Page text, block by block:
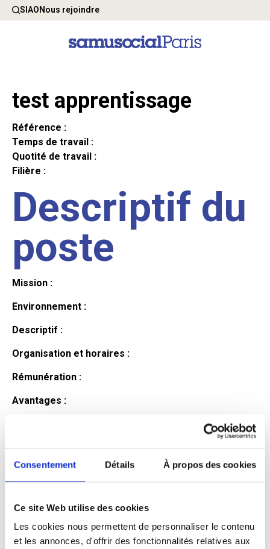
Consentement Détails À propos des cookies
Ce site Web utilise des cookies
Les cookies nous permettent de personnaliser le contenu
et les annonces, d'offrir des fonctionnalités relatives aux
SIAONous rejoindre
test apprentissage
Référence :
Temps de travail :
Quotité de travail :
Filière :
Descriptif du
poste
Mission :
Environnement :
Descriptif :
Organisation et horaires :
Rémunération :
Avantages :
candidat
Qualifications et diplômes :
Profil recherché :